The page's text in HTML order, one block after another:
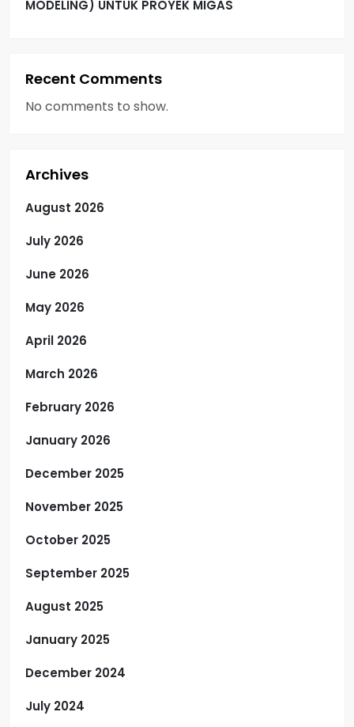
MODELING) UNTUK PROYEK MIGAS
Recent Comments
No comments to show.
Archives
August 2026
July 2026
June 2026
May 2026
April 2026
March 2026
February 2026
January 2026
December 2025
November 2025
October 2025
September 2025
August 2025
January 2025
December 2024
July 2024